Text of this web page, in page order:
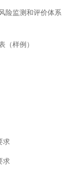
险监测和评价体系
样例）
求
求